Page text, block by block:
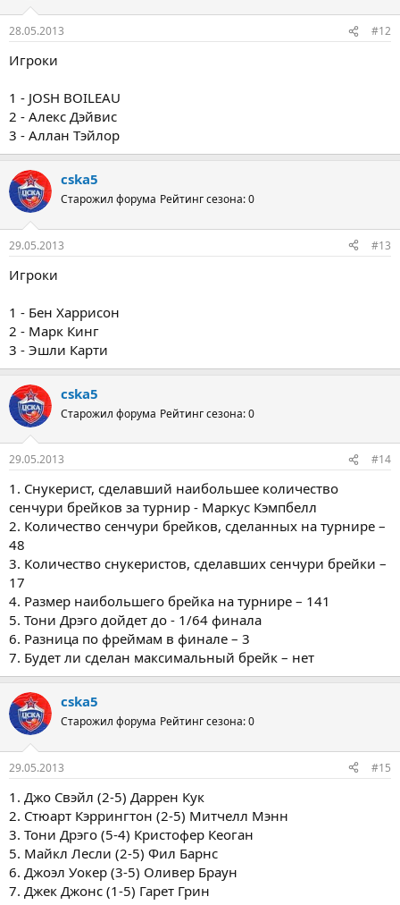
28.05.2013 #12
Игроки
1 - JOSH BOILEAU
2 - Алекс Дэйвис
3 - Аллан Тэйлор
cska5
Старожил форума Рейтинг сезона: 0
29.05.2013 #13
Игроки
1 - Бен Харрисон
2 - Марк Кинг
3 - Эшли Карти
cska5
Старожил форума Рейтинг сезона: 0
29.05.2013 #14
1. Снукерист, сделавший наибольшее количество
сенчури брейков за турнир - Маркус Кэмпбелл
2. Количество сенчури брейков, сделанных на турнире –
48
3. Количество снукеристов, сделавших сенчури брейки –
17
4. Размер наибольшего брейка на турнире – 141
5. Тони Дрэго дойдет до - 1/64 финала
6. Разница по фреймам в финале – 3
7. Будет ли сделан максимальный брейк – нет
cska5
Старожил форума Рейтинг сезона: 0
29.05.2013 #15
1. Джо Свэйл (2-5) Даррен Кук
2. Стюарт Кэррингтон (2-5) Митчелл Мэнн
3. Тони Дрэго (5-4) Кристофер Кеоган
5. Майкл Лесли (2-5) Фил Барнс
6. Джоэл Уокер (3-5) Оливер Браун
7. Джек Джонс (1-5) Гарет Грин